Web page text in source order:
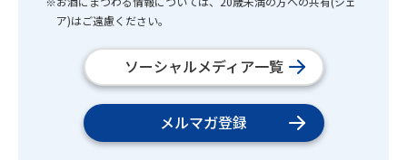
ア)はご遠慮ください。
ソーシャルメディア一覧
メルマガ登録